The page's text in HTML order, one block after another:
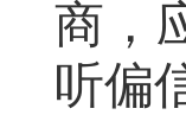
商，
听偏